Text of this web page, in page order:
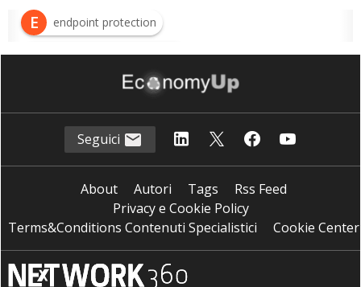
E
endpoint protection
H hardening degli endpoint
Seguici
About Autori Tags
Rss Feed
Privacy e Cookie Policy
Terms&Conditions Contenuti Specialistici
Cookie Center